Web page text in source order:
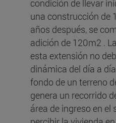
condición de llevar
una construcción de
años después, se
adición de 120m2 .
esta extensión no
dinámica del día a
fondo de un terreno
genera un recorrido
área de ingreso en